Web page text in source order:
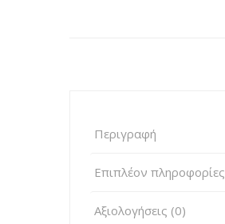
Περιγραφή
Επιπλέον πληροφορίες
Αξιολογήσεις (0)